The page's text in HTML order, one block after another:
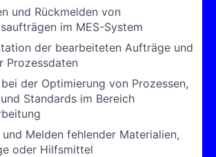
und Rückmelden von
im MES-System
der bearbeiteten Aufträge und
Prozessdaten
der Optimierung von Prozessen,
Standards im Bereich
und Melden fehlender Materialien,
oder Hilfsmittel